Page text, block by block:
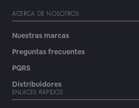
ACERCA DE NOSOTROS
Nuestras marcas
Preguntas frecuentes
PQRS
Distribuidores
ENLACES RÁPIDOS